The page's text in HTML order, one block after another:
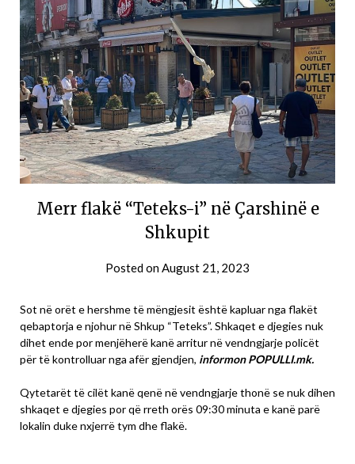
Merr flakë “Teteks-i” në Çarshinë e
Shkupit
Posted onAugust 21, 2023
Sot në orët e hershme të mëngjesit është kapluar nga flakët
qebaptorja e njohur në Shkup “Teteks”. Shkaqet e djegies nuk
dihet ende por menjëherë kanë arritur në vendngjarje policët
për të kontrolluar nga afër gjendjen, informon POPULLI.mk.
Qytetarët të cilët kanë qenë në vendngjarje thonë se nuk dihen
shkaqet e djegies por që rreth orës 09:30 minuta e kanë parë
lokalin duke nxjerrë tym dhe flakë.